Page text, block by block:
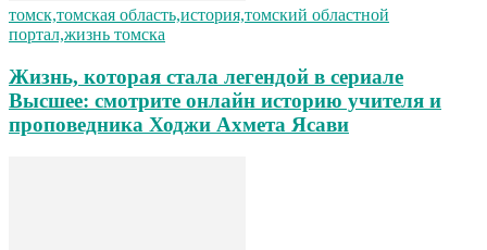
томск,томская область,история,томский областной
портал,жизнь томска
Жизнь, которая стала легендой в сериале
Высшее: смотрите онлайн историю учителя и
проповедника Ходжи Ахмета Ясави